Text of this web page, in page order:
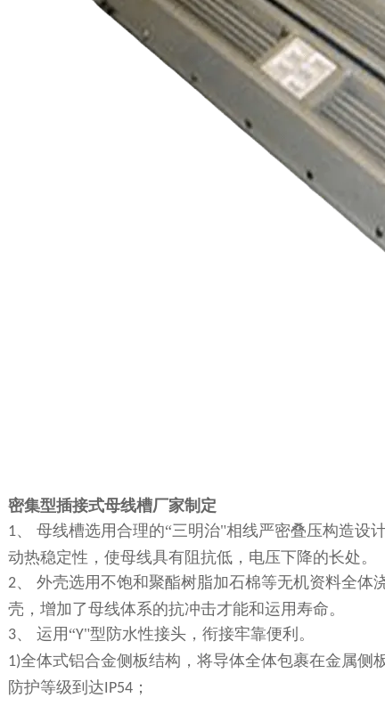
密集型插接式母线槽厂家制定
1、 母线槽选用合理的“三明治"相线严密叠压构造设
动热稳定性，使母线具有阻抗低，电压下降的长处。
2、 外壳选用不饱和聚酯树脂加石棉等无机资料全
壳，增加了母线体系的抗冲击才能和运用寿命。
3、 运用“Y"型防水性接头，衔接牢靠便利。
1)全体式铝合金侧板结构，将导体全体包裹在金属侧
防护等级到达IP54 ；